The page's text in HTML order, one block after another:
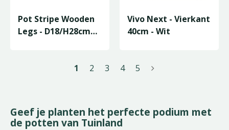
Pot Stripe Wooden
Legs - D18/H28cm
Vivo Next - Vierkant
40cm - Wit
1 2 3 4 5
Geef je planten het perfecte podium met
de potten van Tuinland